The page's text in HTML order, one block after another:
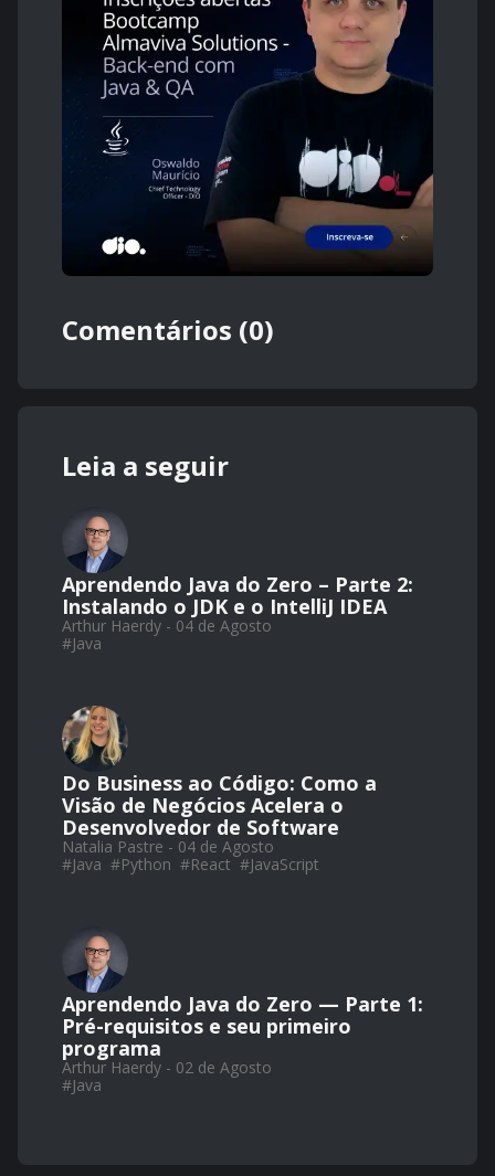
Comentários (0)
Leia a seguir
Aprendendo Java do Zero – Parte 2:
Instalando o JDK e o IntelliJ IDEA
Arthur Haerdy - 04 de Agosto
#Java
Do Business ao Código: Como a
Visão de Negócios Acelera o
Desenvolvedor de Software
Natalia Pastre - 04 de Agosto
#Java #Python #React #JavaScript
Aprendendo Java do Zero — Parte 1:
Pré-requisitos e seu primeiro
programa
Arthur Haerdy - 02 de Agosto
#Java